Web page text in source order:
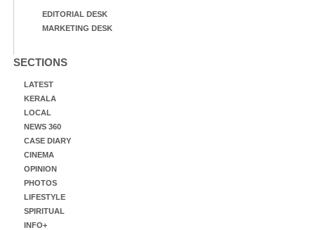
EDITORIAL DESK
MARKETING DESK
SECTIONS
LATEST
KERALA
LOCAL
NEWS 360
CASE DIARY
CINEMA
OPINION
PHOTOS
LIFESTYLE
SPIRITUAL
INFO+